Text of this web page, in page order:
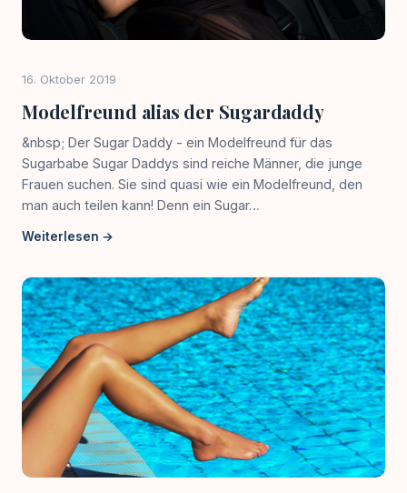
16. Oktober 2019
Modelfreund alias der Sugardaddy
&nbsp; Der Sugar Daddy - ein Modelfreund für das
Sugarbabe Sugar Daddys sind reiche Männer, die junge
Frauen suchen. Sie sind quasi wie ein Modelfreund, den
man auch teilen kann! Denn ein Sugar…
Weiterlesen →